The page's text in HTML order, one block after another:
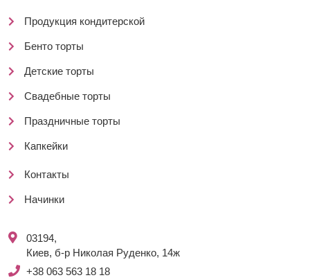
Продукция кондитерской
Бенто торты
Детские торты
Свадебные торты
Праздничные торты
Капкейки
Контакты
Начинки
03194,
Киев, б-р Николая Руденко, 14ж
+38 063 563 18 18